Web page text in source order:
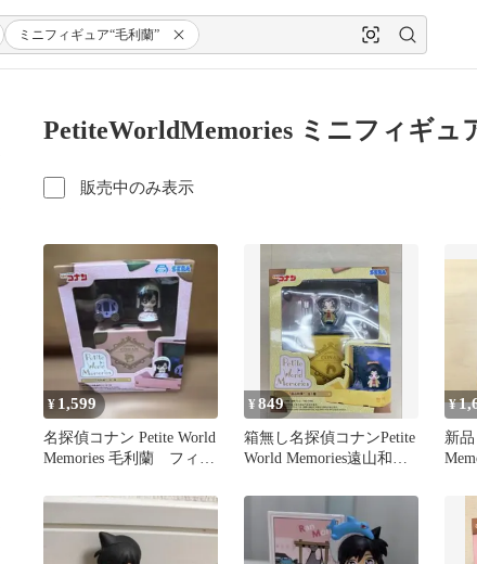
ミニフィギュア“毛利蘭”
PetiteWorldMemories ミニフィギュ
販売中のみ表示
¥ 1,599
名探偵コナン Petite World
Memories 毛利蘭 フィギ
¥849
箱無し名探偵コナンPetite
World Memories遠山和
¥
新品